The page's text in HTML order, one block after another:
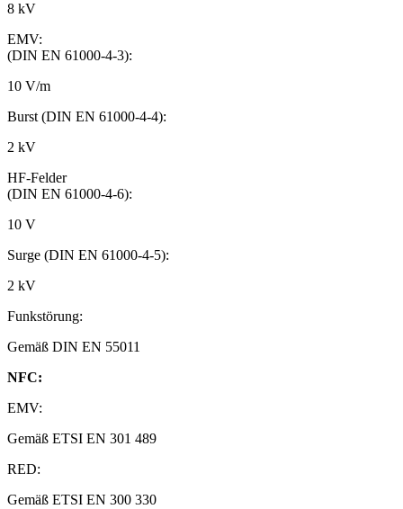
8 kV
EMV:
(DIN EN 61000-4-3):
10 V/m
Burst (DIN EN 61000-4-4):
2 kV
HF-Felder
(DIN EN 61000-4-6):
10 V
Surge (DIN EN 61000-4-5):
2 kV
Funkstörung:
Gemäß DIN EN 55011
NFC:
EMV:
Gemäß ETSI EN 301 489
RED:
Gemäß ETSI EN 300 330